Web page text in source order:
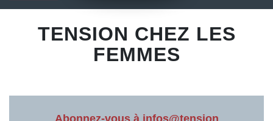
TENSION CHEZ LES
FEMMES
Abonnez-vous à infos@tension